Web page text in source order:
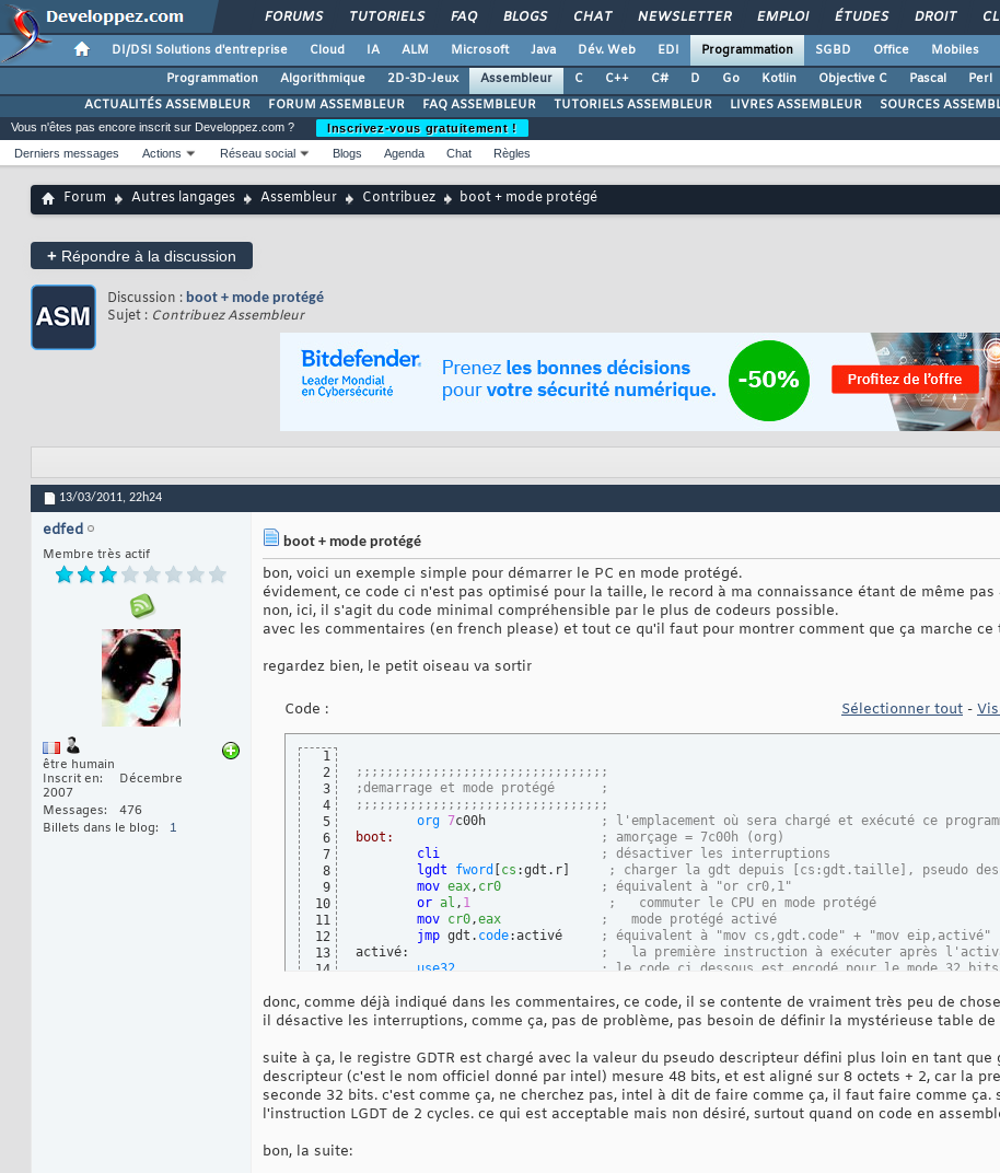
FORUMS TUTORIELS FAQ BLOGS CHAT NEWSLETTER EMPLOI ÉTUDES DROIT
DI/DSI Solutions d'entreprise Cloud IA ALM Microsoft Java Dév. Web EDI Programmation SGBD Office Mobiles
Programmation
Algorithmique 2D-3D-Jeux Assembleur C C++ C# D Go Kotlin Objective C Pascal Perl
ACTUALITÉS ASSEMBLEUR
FORUM ASSEMBLEUR FAQ ASSEMBLEUR TUTORIELS ASSEMBLEUR LIVRES ASSEMBLEUR SOURCES
Vous n'êtes pas encore inscrit sur Developpez.com ?
Inscrivez-vous gratuitement !
Derniers messages
Actions Réseau social Blogs Agenda Chat Règles
Forum Autres langages Assembleur Contribuez boot + mode protégé
+ Répondre à la discussion
Discussion : boot + mode protégé
Sujet : Contribuez Assembleur
13/03/2011, 22h24
edfed
Membre très actif
être humain
Inscrit en
Décembre
2007
Messages
476
Billets dans le blog
1
boot + mode protégé
bon, voici un exemple simple pour démarrer le PC en mode protégé.
évidement, ce code ci n'est pas optimisé pour la taille, le record à ma connaissance étant de même pas
non, ici, il s'agit du code minimal compréhensible par le plus de codeurs possible.
avec les commentaires (en french please) et tout ce qu'il faut pour montrer comment que ça marche ce
regardez bien, le petit oiseau va sortir
Code : Sélectionner tout -
1
2
3
4
5
6
7
8
9
10
11
12
13
14
16
17
19
20
21
22
23
25
;;;;;;;;;;;;;;;;;;;;;;;;;;;;;;;;;
;demarrage et mode protégé      ;
;;;;;;;;;;;;;;;;;;;;;;;;;;;;;;;;;
org 7c00h
; l'emplacement où sera chargé et exécuté ce
boot:
; amorçage = 7c00h (org)
cli
; désactiver les interruptions
lgdt
fword cs :gdt.r
; charger la gdt depuis [cs:gdt.taille], pseudo
mov eax, cr0
; équivalent à "or cr0,1"
or al , 1
;   commuter le CPU en mode protégé
mov cr0,eax
;   mode protégé activé
jmp gdt. code:activé
; équivalent à "mov cs,gdt.code" + "mov eip,activé"
activé:
;   la première instruction à exécuter après
use32
; le code ci dessous est encodé pour le mode 32 bits
mov
ds,ax
; le sélecteur "ds" charge le descripteur de segment
mov
ah 74h ; couleur du texte
mov ecx ,0b8000 h
; pointer vers la mémoire vidéo mode texte
mov
edi,0
; pointer sur la première cellule de la mémoire
@@: ;boucle d'affichage du texte
mov
al, [cs:esi]
;  charger un caractère dans al
or al,al
;  caractère null, al=0?
donc, comme déjà indiqué dans les commentaires, ce code, il se contente de vraiment très peu de
il désactive les interruptions, comme ça, pas de problème, pas besoin de définir la mystérieuse table
suite à ça, le registre GDTR est chargé avec la valeur du pseudo descripteur défini plus loin en tant que
descripteur (c'est le nom officiel donné par intel) mesure 48 bits, et est aligné sur 8 octets + 2, car la
seconde 32 bits. c'est comme ça, ne cherchez pas, intel à dit de faire comme ça, il faut faire comme
l'instruction LGDT de 2 cycles. ce qui est acceptable mais non désiré, surtout quand on code en
bon, la suite: